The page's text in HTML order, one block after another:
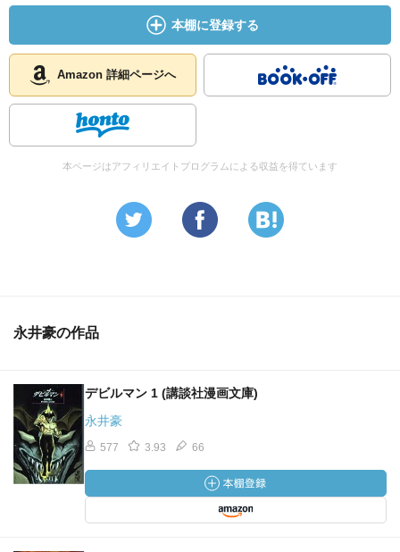
本棚に登録する
Amazon 詳細ページへ
本ページはアフィリエイトプログラムによる収益を得ています
永井豪の作品
デビルマン 1 (講談社漫画文庫)
永井豪
577 3.93 66